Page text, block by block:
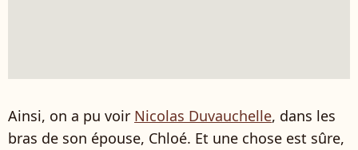
Ainsi, on a pu voir Nicolas Duvauchelle, dans les
bras de son épouse, Chloé. Et une chose est sûre,